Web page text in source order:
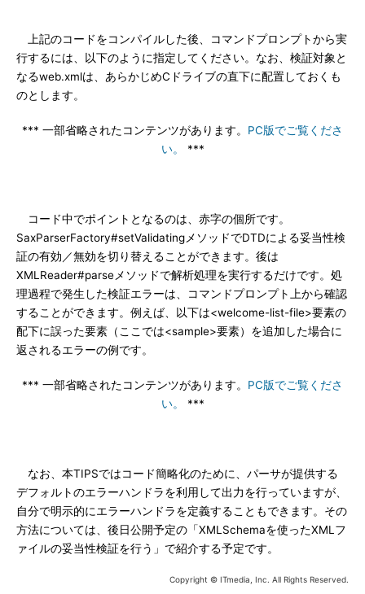
上記のコードをコンパイルした後、コマンドプロンプトから実
行するには、以下のように指定してください。なお、検証対象と
なるweb.xmlは、あらかじめCドライブの直下に配置しておくも
のとします。
*** 一部省略されたコンテンツがあります。 PC版でご覧くださ
い。
***
コード中でポイントとなるのは、赤字の個所です。
SaxParserFactory#setValidatingメソッドでDTDによる妥当性検
証の有効／無効を切り替えることができます。後は
XMLReader#parseメソッドで解析処理を実行するだけです。処
理過程で発生した検証エラーは、コマンドプロンプト上から確認
することができます。例えば、以下は<welcome-list-file>要素の
配下に誤った要素（ここでは<sample>要素）を追加した場合に
返されるエラーの例です。
*** 一部省略されたコンテンツがあります。 PC版でご覧くださ
い。
***
なお、本TIPSではコード簡略化のために、パーサが提供する
デフォルトのエラーハンドラを利用して出力を行っていますが、
自分で明示的にエラーハンドラを定義することもできます。その
方法については、後日公開予定の「XMLSchemaを使ったXMLフ
ァイルの妥当性検証を行う」で紹介する予定です。
Copyright © ITmedia, Inc. All Rights Reserved.